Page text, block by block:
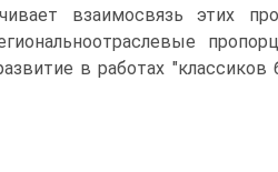
взаимосвязь этих
в работах "классиков